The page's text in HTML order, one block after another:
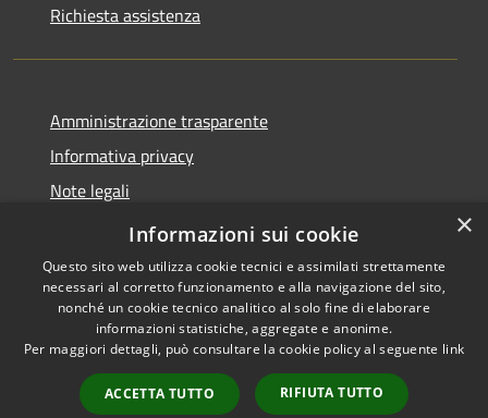
Richiesta assistenza
Amministrazione trasparente
Informativa privacy
Note legali
Dichiarazione di accessibilità
Accessibilità
Copyright © 2026 • Comune di
Andora • Powered by
Municipium•
Accesso
×
Informazioni sui cookie
Questo sito web utilizza cookie tecnici e assimilati strettamente
necessari al corretto funzionamento e alla navigazione del sito,
nonché un cookie tecnico analitico al solo fine di elaborare
informazioni statistiche, aggregate e anonime.
Per maggiori dettagli, può consultare la cookie policy al seguente link
ACCETTA TUTTO RIFIUTA TUTTO